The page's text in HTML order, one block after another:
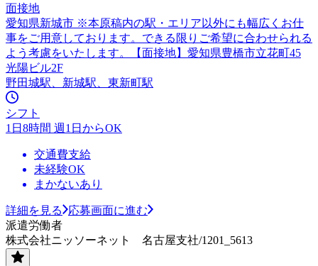
面接地
愛知県新城市 ※本原稿内の駅・エリア以外にも幅広くお仕
事をご用意しております。できる限りご希望に合わせられる
よう考慮をいたします。【面接地】愛知県豊橋市立花町45
光陽ビル2F
野田城駅、新城駅、東新町駅
シフト
1日8時間 週1日からOK
交通費支給
未経験OK
まかないあり
詳細を見る
応募画面に進む
派遣労働者
株式会社ニッソーネット 名古屋支社/1201_5613